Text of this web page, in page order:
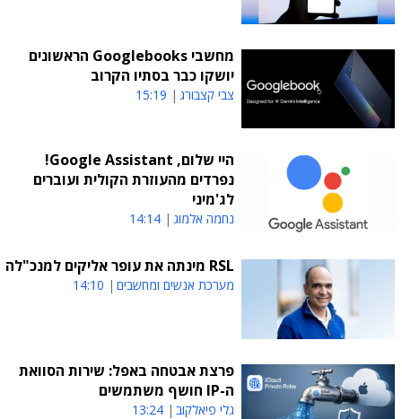
מחשבי Googlebooks הראשונים
יושקו כבר בסתיו הקרוב
צבי קצבורג 15:19
היי שלום, Google Assistant!
נפרדים מהעוזרת הקולית ועוברים
לג'מיני
נחמה אלמוג 14:14
RSL מינתה את עופר אליקים למנכ"לה
מערכת אנשים ומחשבים 14:10
פרצת אבטחה באפל: שירות הסוואת
ה-IP חושף משתמשים
גלי פיאלקוב 13:24